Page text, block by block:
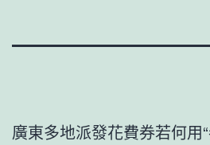
廣東多地派發花費券若何用“